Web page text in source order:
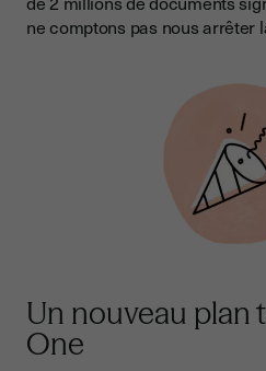
ne comptons pas nous arrêter
Un nouveau plan
One